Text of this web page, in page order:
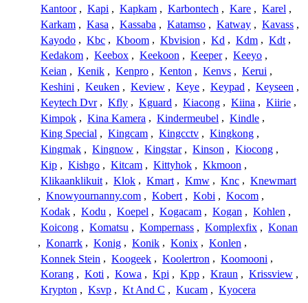
Kantoor , Kapi , Kapkam , Karbontech , Kare , Karel ,
Karkam , Kasa , Kassaba , Katamso , Katway , Kavass ,
Kayodo , Kbc , Kboom , Kbvision , Kd , Kdm , Kdt ,
Kedakom , Keebox , Keekoon , Keeper , Keeyo ,
Keian , Kenik , Kenpro , Kenton , Kenvs , Kerui ,
Keshini , Keuken , Keview , Keye , Keypad , Keyseen ,
Keytech Dvr , Kfly , Kguard , Kiacong , Kiina , Kiirie ,
Kimpok , Kina Kamera , Kindermeubel , Kindle ,
King Special , Kingcam , Kingcctv , Kingkong ,
Kingmak , Kingnow , Kingstar , Kinson , Kiocong ,
Kip , Kishgo , Kitcam , Kittyhok , Kkmoon ,
Klikaanklikuit , Klok , Kmart , Kmw , Knc , Knewmart
, Knowyournanny.com , Kobert , Kobi , Kocom ,
Kodak , Kodu , Koepel , Kogacam , Kogan , Kohlen ,
Koicong , Komatsu , Kompernass , Komplexfix , Konan
, Konarrk , Konig , Konik , Konix , Konlen ,
Konnek Stein , Koogeek , Koolertron , Koomooni ,
Korang , Koti , Kowa , Kpi , Kpp , Kraun , Krissview ,
Krypton , Ksvp , Kt And C , Kucam , Kyocera